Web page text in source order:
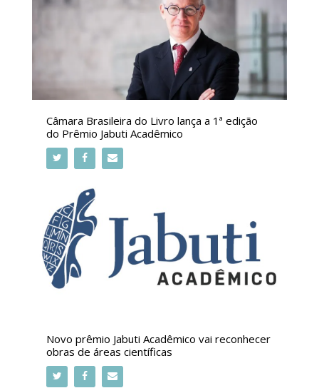
Câmara Brasileira do Livro lança a 1ª edição
do Prêmio Jabuti Acadêmico
Novo prêmio Jabuti Acadêmico vai reconhecer
obras de áreas científicas